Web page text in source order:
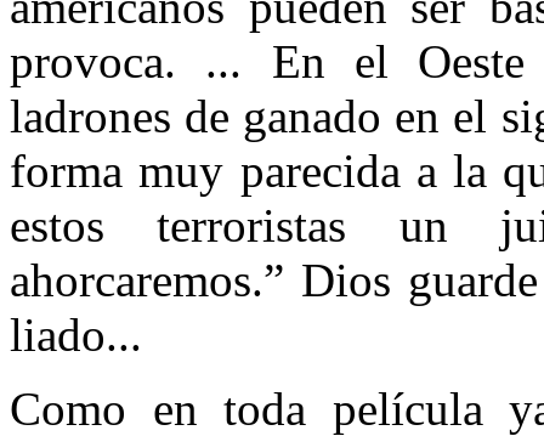
provoca. ... En el
ladrones de ganado en el
forma muy parecida a la
estos terroristas un
ahorcaremos.” Dios
liado...
Como en toda película